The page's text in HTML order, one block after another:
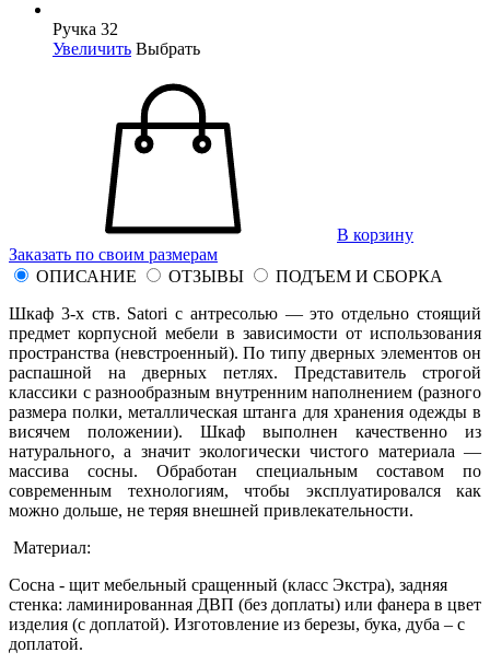
Ручка 32
Увеличить Выбрать
В корзину
Заказать по своим размерам
ОПИСАНИЕ
ОТЗЫВЫ
ПОДЪЕМ И СБОРКА
Шкаф 3-х ств. Satori с антресолью — это отдельно стоящий
предмет корпусной мебели в зависимости от использования
пространства (невстроенный). По типу дверных элементов он
распашной на дверных петлях. Представитель строгой
классики с разнообразным внутренним наполнением (разного
размера полки, металлическая штанга для хранения одежды в
висячем положении). Шкаф выполнен качественно из
натурального, а значит экологически чистого материала —
массива сосны. Обработан специальным составом по
современным технологиям, чтобы эксплуатировался как
можно дольше, не теряя внешней привлекательности.
Материал:
Сосна - щит мебельный сращенный (класс Экстра), задняя
стенка: ламинированная ДВП (без доплаты) или фанера в цвет
изделия (с доплатой). Изготовление из березы, бука, дуба – с
доплатой.